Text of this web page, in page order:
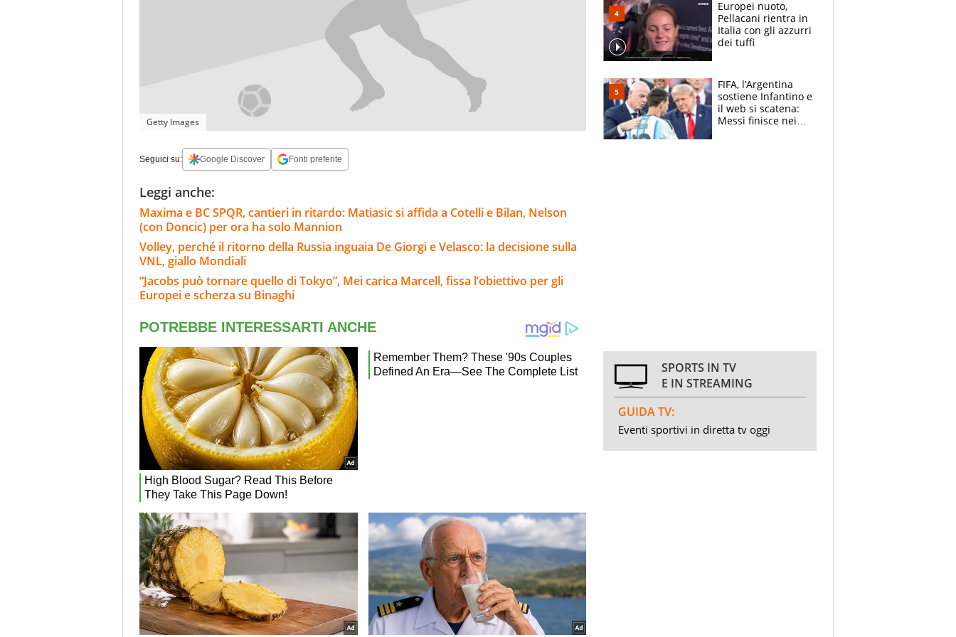
Getty Images
Seguici su: Google Discover Fonti preferite
Leggi anche:
Maxima e BC SPQR, cantieri in ritardo: Matiasic si affida a Cotelli e Bilan, Nelson
(con Doncic) per ora ha solo Mannion
Volley, perché il ritorno della Russia inguaia De Giorgi e Velasco: la decisione sulla
VNL, giallo Mondiali
“Jacobs può tornare quello di Tokyo”, Mei carica Marcell, fissa l’obiettivo per gli
Europei e scherza su Binaghi
agli Europei
Europei nuoto,
Pellacani rientra in
Italia con gli azzurri
dei tuffi
FIFA, l’Argentina
sostiene Infantino e
il web si scatena:
Messi finisce nei
SPORTS IN TV
E IN STREAMING
GUIDA TV:
Eventi sportivi in diretta tv oggi